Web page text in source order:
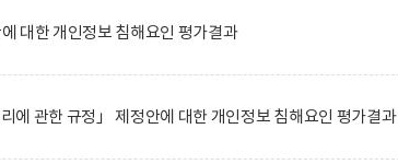
대한 개인정보 침해요인 평가결과
에 관한 규정」 제정안에 대한 개인정보 침해요인 평가결과